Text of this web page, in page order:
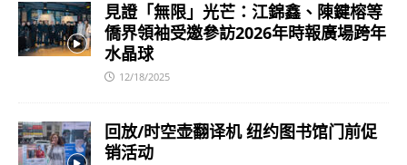
見證「無限」光芒：江錦鑫、陳鍵榕等
僑界領袖受邀參訪2026年時報廣場跨年
水晶球
12/18/2025
回放/时空壶翻译机 纽约图书馆门前促
销活动